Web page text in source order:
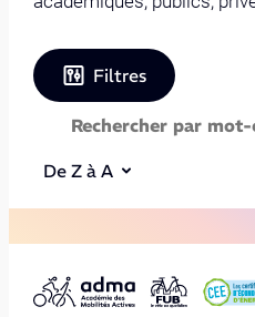
Filtres
De Z à A